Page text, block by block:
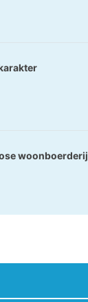
woonboerderij